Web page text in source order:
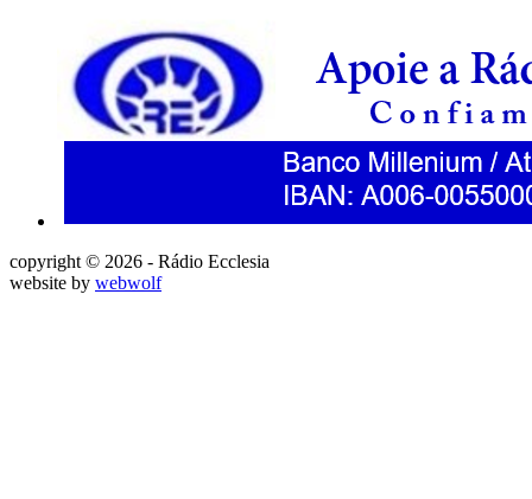
copyright © 2026 - Rádio Ecclesia
website by webwolf